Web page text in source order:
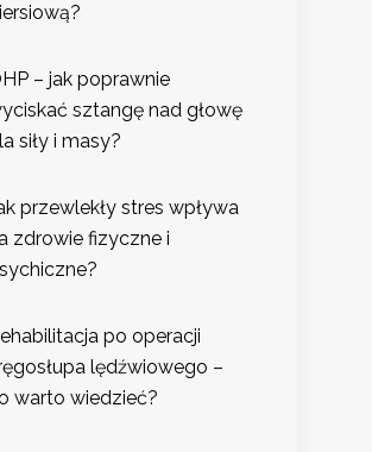
– jak poprawnie
sztangę nad głowę
siły i masy?
przewlekły stres wpływa
zdrowie fizyczne i
po operacji
lędźwiowego –
warto wiedzieć?